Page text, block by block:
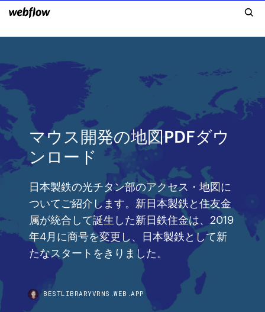
マウス開発の地図PDFダウ
ンロード
日本製鉄の光チタン部のアクセス・地図に
ついてご紹介します。新日本製鉄と住友金
属が統合して誕生した新日鉄住金は、2019
年4月に商号を変更し、日本製鉄として新
たなスタートをきりました。
BESTLIBRARYVRNS.WEB.APP